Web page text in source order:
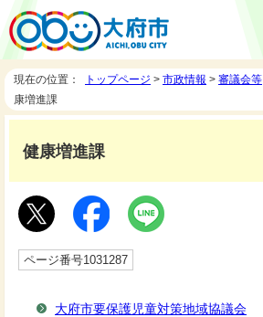
現在の位置： トップページ > 市政情報 > 審議会等
康増進課
健康増進課
ページ番号1031287
大府市要保護児童対策地域協議会